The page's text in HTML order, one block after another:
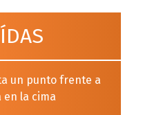
un punto frente a
en la cima